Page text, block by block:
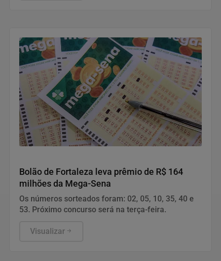
Bolão de Fortaleza leva prêmio de R$ 164
milhões da Mega-Sena
Os números sorteados foram: 02, 05, 10, 35, 40 e
53. Próximo concurso será na terça-feira.
Visualizar